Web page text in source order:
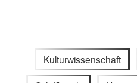
Kulturwissenschaft